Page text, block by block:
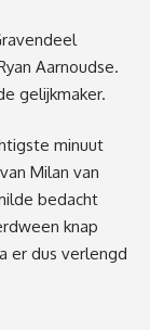
Aarnoudse.
gelijkmaker.
minuut
Milan van
bedacht
knap
er dus verlengd